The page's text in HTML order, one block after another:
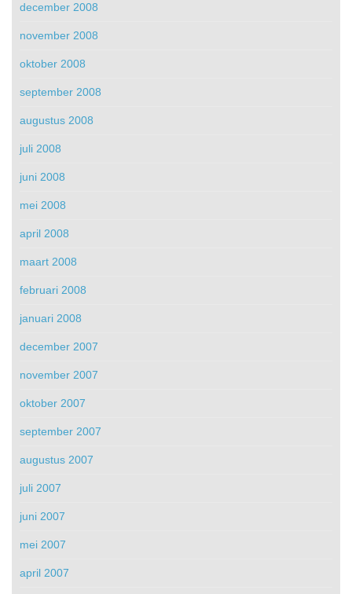
december 2008
november 2008
oktober 2008
september 2008
augustus 2008
juli 2008
juni 2008
mei 2008
april 2008
maart 2008
februari 2008
januari 2008
december 2007
november 2007
oktober 2007
september 2007
augustus 2007
juli 2007
juni 2007
mei 2007
april 2007